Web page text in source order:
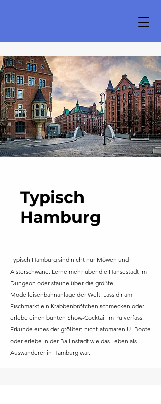
Typisch
Hamburg
Typisch Hamburg sind nicht nur Möwen und
Alsterschwäne. Lerne mehr über die Hansestadt im
Dungeon oder staune über die größte
Modelleisenbahnanlage der Welt. Lass dir am
Fischmarkt ein Krabbenbrötchen schmecken oder
erlebe einen bunten Show-Cocktail im Pulverfass.
Erkunde eines der größten nicht-atomaren U- Boote
oder erlebe in der Ballinstadt wie das Leben als
Auswanderer in Hamburg war.